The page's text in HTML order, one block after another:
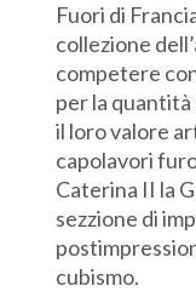
Fuori di
collezione
competere
per la quantità
il loro valore
capolavori
Caterina II la
sezzione di
cubismo.